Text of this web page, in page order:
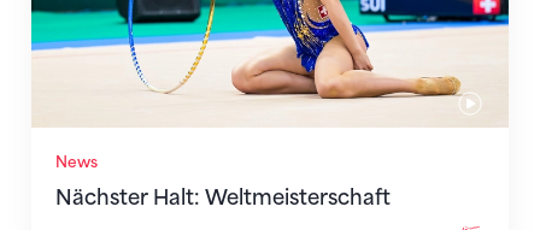
News
Nächster Halt: Weltmeisterschaft